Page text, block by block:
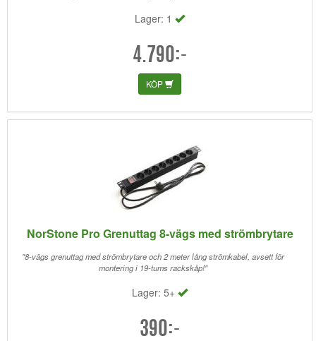
Lager: 1
4.790:-
KÖP
NorStone Pro Grenuttag 8-vägs med strömbrytare
"8-vägs grenuttag med strömbrytare och 2 meter lång strömkabel, avsett för
montering i 19-tums rackskåp!"
Lager: 5+
390:-